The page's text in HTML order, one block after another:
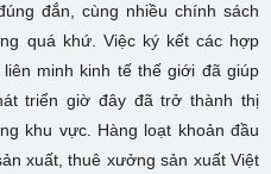
đắn, cùng nhiều chính sách
quá khứ. Việc ký kết các hợp
minh kinh tế thế giới đã giúp
triển giờ đây đã trở thành thị
khu vực. Hàng loạt khoản đầu
xuất, thuê xưởng sản xuất Việt